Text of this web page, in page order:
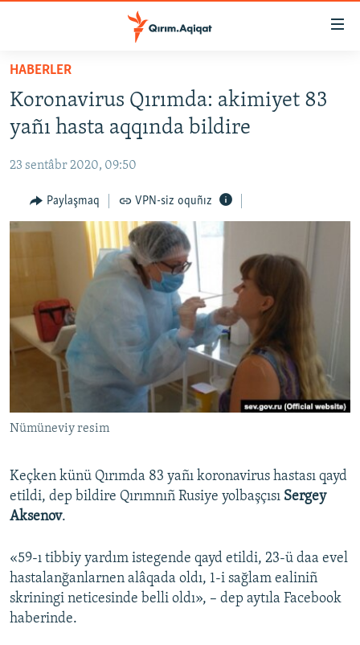
Esas
qaytmaq
Baş
navigatsiyağa
qaytmaq
qaytmaq
SİYASET
CEMİYET
MEDENİYET
İNSAN AQLARI
BLOGLAR
FİKİR
Русский
Українською
HABERLER
Koronavirus Qırımda: akimiyet 83
yañı hasta aqqında bildire
23 sentâbr 2020, 09:50
Paylaşmaq VPN-siz oquñız
Nümüneviy resim
Keçken künü Qırımda 83 yañı koronavirus hastası qayd
etildi, dep bildire Qırımnıñ Rusiye yolbaşçısı Sergey
Aksenov.
«59-ı tibbiy yardım istegende qayd etildi, 23-ü daa evel
hastalanğanlarnen alâqada oldı, 1-i sağlam ealiniñ
skriningi neticesinde belli oldı», – dep aytıla Facebook
haberinde.